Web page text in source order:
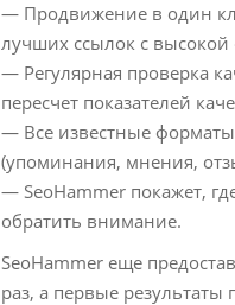
— Продвижение в один
лучших ссылок с высокой
— Регулярная проверка
пересчет показателей
— Все известные
(упоминания, мнения,
— SeoHammer покажет,
обратить внимание.
SeoHammer еще
раз, а первые